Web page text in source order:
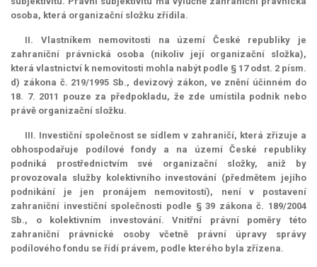
osoba, která organizační složku zřídila.
II. Vlastníkem nemovitosti na území České republiky je
zahraniční právnická osoba (nikoliv její organizační složka),
která vlastnictví k nemovitosti mohla nabýt podle § 17 odst. 2 písm.
d) zákona č. 219/1995 Sb., devizový zákon, ve znění účinném do
18. 7. 2011 pouze za předpokladu, že zde umístila podnik nebo
právě organizační složku.
III. Investiční společnost se sídlem v zahraničí, která zřizuje a
obhospodařuje podílové fondy a na území České republiky
podniká prostřednictvím své organizační složky, aniž by
provozovala služby kolektivního investování (předmětem jejího
podnikání je jen pronájem nemovitostí), není v postavení
zahraniční investiční společnosti podle § 39 zákona č. 189/2004
Sb., o kolektivním investování. Vnitřní právní poměry této
zahraniční právnické osoby včetně právní úpravy správy
podílového fondu se řídí právem, podle kterého byla zřízena.